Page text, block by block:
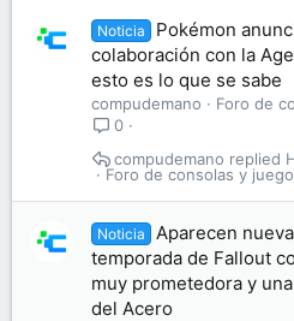
Noticia
Pokémon
colaboración con la
esto es lo que se sabe
compudemano
Foro de
0
Foro de consolas y
compudemano
Noticia
Aparecen
temporada de Fallout
muy prometedora y
del Acero